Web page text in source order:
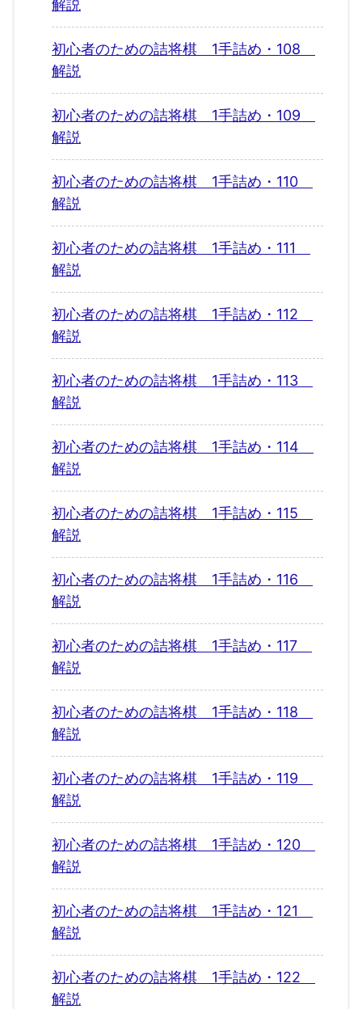
解説
初心者のための詰将棋 1手詰め・108
解説
初心者のための詰将棋 1手詰め・109
解説
初心者のための詰将棋 1手詰め・110
解説
初心者のための詰将棋 1手詰め・111
解説
初心者のための詰将棋 1手詰め・112
解説
初心者のための詰将棋 1手詰め・113
解説
初心者のための詰将棋 1手詰め・114
解説
初心者のための詰将棋 1手詰め・115
解説
初心者のための詰将棋 1手詰め・116
解説
初心者のための詰将棋 1手詰め・117
解説
初心者のための詰将棋 1手詰め・118
解説
初心者のための詰将棋 1手詰め・119
解説
初心者のための詰将棋 1手詰め・120
解説
初心者のための詰将棋 1手詰め・121
解説
初心者のための詰将棋 1手詰め・122
解説